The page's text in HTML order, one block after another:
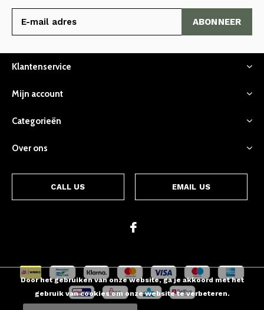
ABONNEER
Klantenservice
Mijn account
Categorieën
Over ons
CALL US EMAIL US
Door het gebruiken van onze website, ga je akkoord met het
gebruik van cookies om onze website te verbeteren.